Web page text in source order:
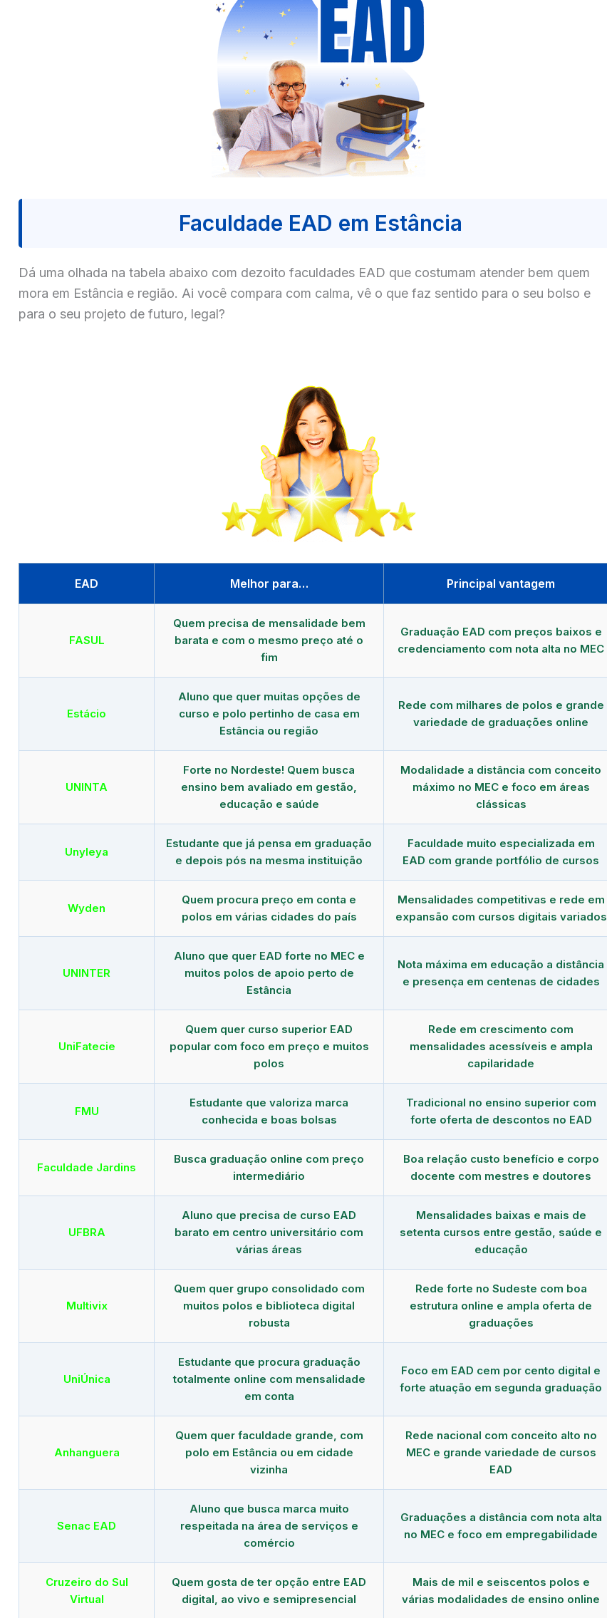
Faculdade EAD em Estância
Dá uma olhada na tabela abaixo com dezoito faculdades EAD que costumam atender bem quem
mora em Estância e região. Ai você compara com calma, vê o que faz sentido para o seu bolso e
para o seu projeto de futuro, legal?
EAD Melhor para… Principal vantagem
FASUL
Quem precisa de mensalidade bem
barata e com o mesmo preço até o
fim
Graduação EAD com preços baixos e
credenciamento com nota alta no MEC
Estácio
Aluno que quer muitas opções de
curso e polo pertinho de casa em
Estância ou região
Rede com milhares de polos e grande
variedade de graduações online
UNINTA
Forte no Nordeste! Quem busca
ensino bem avaliado em gestão,
educação e saúde
Modalidade a distância com conceito
máximo no MEC e foco em áreas
clássicas
Unyleya
Estudante que já pensa em graduação
e depois pós na mesma instituição
Faculdade muito especializada em
EAD com grande portfólio de cursos
Wyden
Quem procura preço em conta e
polos em várias cidades do país
Mensalidades competitivas e rede em
expansão com cursos digitais variados
UNINTER
Aluno que quer EAD forte no MEC e
muitos polos de apoio perto de
Estância
Nota máxima em educação a distância
e presença em centenas de cidades
UniFatecie
Quem quer curso superior EAD
popular com foco em preço e muitos
polos
Rede em crescimento com
mensalidades acessíveis e ampla
capilaridade
FMU
Estudante que valoriza marca
conhecida e boas bolsas
Tradicional no ensino superior com
forte oferta de descontos no EAD
Faculdade Jardins
Busca graduação online com preço
intermediário
Boa relação custo benefício e corpo
docente com mestres e doutores
UFBRA
Aluno que precisa de curso EAD
barato em centro universitário com
várias áreas
Mensalidades baixas e mais de
setenta cursos entre gestão, saúde e
educação
Multivix
Quem quer grupo consolidado com
muitos polos e biblioteca digital
robusta
Rede forte no Sudeste com boa
estrutura online e ampla oferta de
graduações
UniÚnica
Estudante que procura graduação
totalmente online com mensalidade
em conta
Foco em EAD cem por cento digital e
forte atuação em segunda graduação
Anhanguera
Quem quer faculdade grande, com
polo em Estância ou em cidade
vizinha
Rede nacional com conceito alto no
MEC e grande variedade de cursos
EAD
Senac EAD
Aluno que busca marca muito
respeitada na área de serviços e
comércio
Graduações a distância com nota alta
no MEC e foco em empregabilidade
Cruzeiro do Sul
Virtual
Quem gosta de ter opção entre EAD
digital, ao vivo e semipresencial
Mais de mil e seiscentos polos e
várias modalidades de ensino online